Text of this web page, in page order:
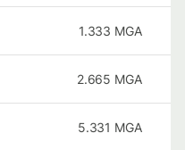
1.333 MGA
2.665 MGA
5.331 MGA